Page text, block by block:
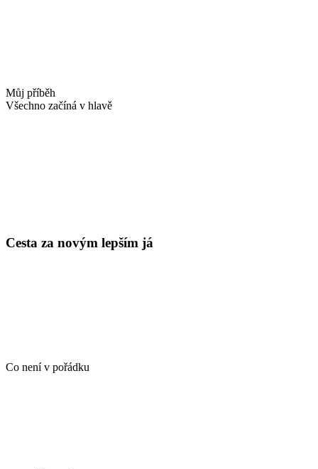
Můj příběh
Všechno začíná v hlavě
Cesta za novým lepším já
Co není v pořádku